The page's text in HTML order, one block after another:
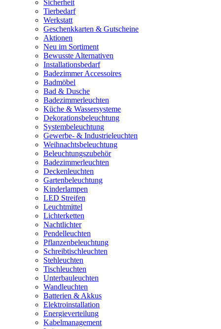
Sicherheit
Tierbedarf
Werkstatt
Geschenkkarten & Gutscheine
Aktionen
Neu im Sortiment
Bewusste Alternativen
Installationsbedarf
Badezimmer Accessoires
Badmöbel
Bad & Dusche
Badezimmerleuchten
Küche & Wassersysteme
Dekorationsbeleuchtung
Systembeleuchtung
Gewerbe- & Industrieleuchten
Weihnachtsbeleuchtung
Beleuchtungszubehör
Badezimmerleuchten
Deckenleuchten
Gartenbeleuchtung
Kinderlampen
LED Streifen
Leuchtmittel
Lichterketten
Nachtlichter
Pendelleuchten
Pflanzenbeleuchtung
Schreibtischleuchten
Stehleuchten
Tischleuchten
Unterbauleuchten
Wandleuchten
Batterien & Akkus
Elektroinstallation
Energieverteilung
Kabelmanagement